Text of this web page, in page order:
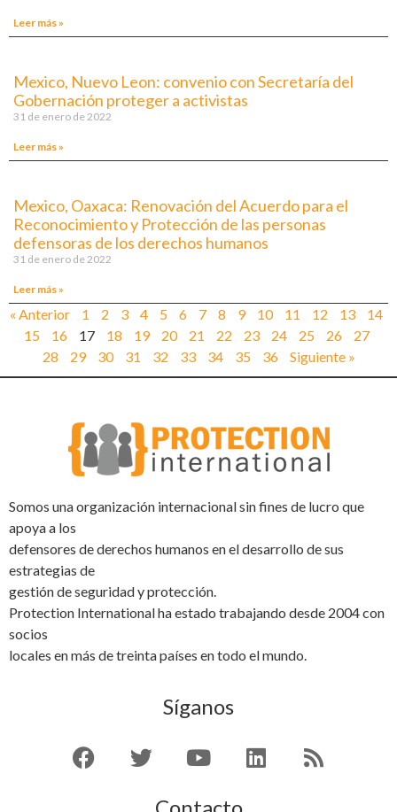
Leer más »
Mexico, Nuevo Leon: convenio con Secretaría del
Gobernación proteger a activistas
31 de enero de 2022
Leer más »
Mexico, Oaxaca: Renovación del Acuerdo para el
Reconocimiento y Protección de las personas
defensoras de los derechos humanos
31 de enero de 2022
Leer más »
« Anterior 1 2 3 4 5 6 7 8 9 10 11 12 13
14
15
16 17 18 19 20 21 22 23 24 25 26
27
28
29 30 31 32 33 34 35 36 Siguiente »
Somos una organización internacional sin fines de lucro que
apoya a los
defensores de derechos humanos en el desarrollo de sus
estrategias de
gestión de seguridad y protección.
Protection International ha estado trabajando desde 2004 con
socios
locales en más de treinta países en todo el mundo.
Síganos